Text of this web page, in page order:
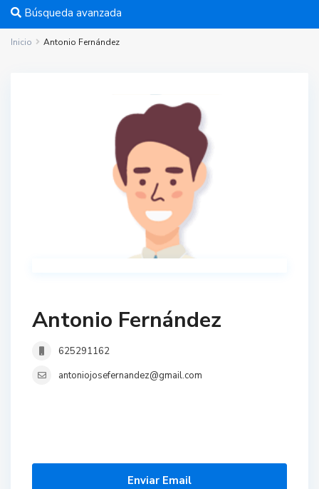
Búsqueda avanzada
Inicio Antonio Fernández
Antonio Fernández
625291162
antoniojosefernandez@gmail.com
Enviar Email